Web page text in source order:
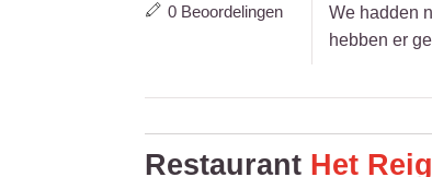
Bogget
0 Beoordelingen
We hadden
hebben er
Restaurant Het